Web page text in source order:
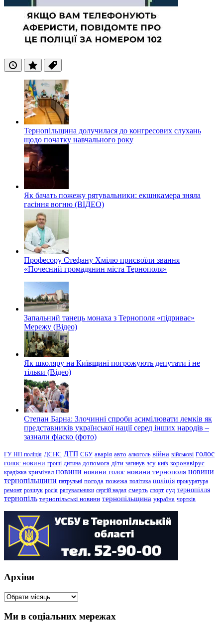
ОстанніПопулярні
Теги
Тернопільщина долучилася до конгресових слухань
щодо початку навчального року
Як бачать пожежу рятувальники: екшнкамера зняла
гасіння вогню (ВІДЕО)
Професору Стефану Хмілю присвоїли звання
«Почесний громадянин міста Тернополя»
Запальний танець монаха з Тернополя «підриває»
Мережу (Відео)
Як школяру на Київщині погрожують депутати і не
тільки (Відео)
Степан Барна: Злочинні спроби асимілювати лемків як
представників української нації серед інших народів –
зазнали фіаско (фото)
ГУ НП поліція ДСНС ДТП СБУ аварія авто алкоголь війна військові голос
голос новини гроші дитина допомога діти загинув зсу київ коронавірус
крадіжка кримінал новини новини голос новини тернополя новини
тернопільщини патрульні погода пожежа політика поліція прокуратура
ремонт розшук росія рятувальники сергій надал смерть спорт суд тернопілля
тернопіль тернопільські новини тернопільщина україна чортків
Архіви
Архіви
Ми в соціальних мережах